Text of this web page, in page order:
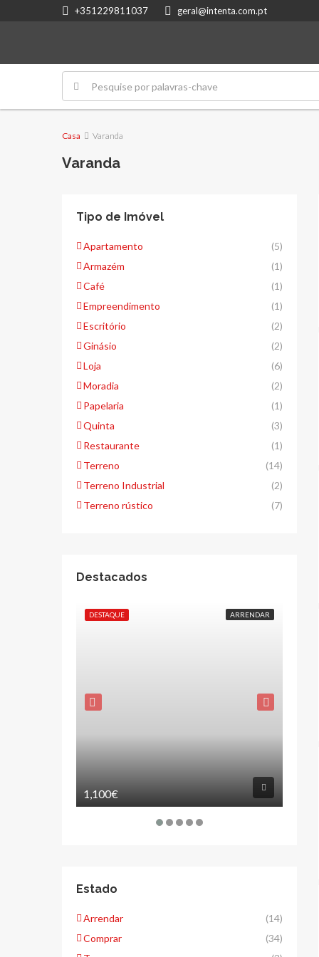
+351229811037 geral@intenta.com.pt
Casa Varanda
Varanda
Tipo de Imóvel
Apartamento
(5)
Armazém
(1)
Café
(1)
Empreendimento
(1)
Escritório
(2)
Ginásio
(2)
Loja
(6)
Moradia
(2)
Papelaria
(1)
Quinta
(3)
Restaurante
(1)
Terreno
(14)
Terreno Industrial
(2)
Terreno rústico
(7)
Destacados
DESTAQUE ARRENDAR
1,100€
Estado
Arrendar
(14)
Comprar
(34)